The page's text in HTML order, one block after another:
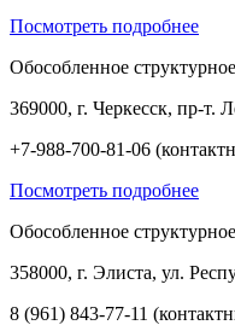
Посмотреть подробнее
Обособленное
369000, г. Черкесск, пр-т.
+7-988-700-81-06
Посмотреть подробнее
Обособленное
358000, г. Элиста, ул.
8 (961) 843-77-11